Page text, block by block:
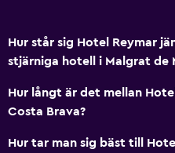
Handikappvänligt
Nås via hiss
Hur står sig Hotel Reymar
stjärniga hotell i Malgrat de
Hur långt är det mellan
Costa Brava?
Hur tar man sig bäst till